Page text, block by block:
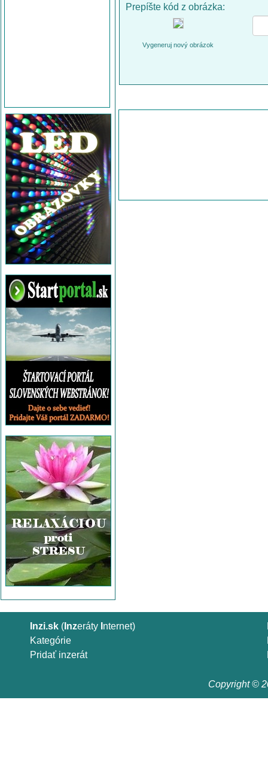
Prepíšte kód z obrázka:
Vygeneruj nový obrázok
Inzi.sk ( Inzeráty nternet)
Kategórie
Pridať inzerát
Copyright ©